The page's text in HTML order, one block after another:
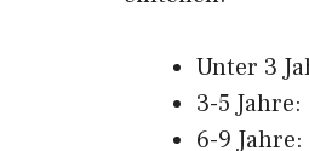
Unter 3
3-5
6-9